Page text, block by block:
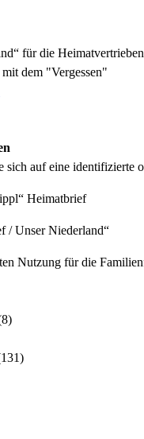
für die
dem "Vergessen"
auf eine identifizierte
Heimatbrief
/ Unser Niederland“
Nutzung für die